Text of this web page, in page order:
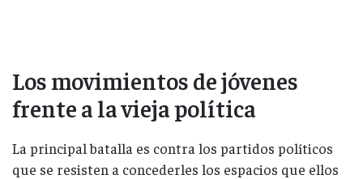
Los movimientos de jóvenes
frente a la vieja política
La principal batalla es contra los partidos políticos
que se resisten a concederles los espacios que ellos